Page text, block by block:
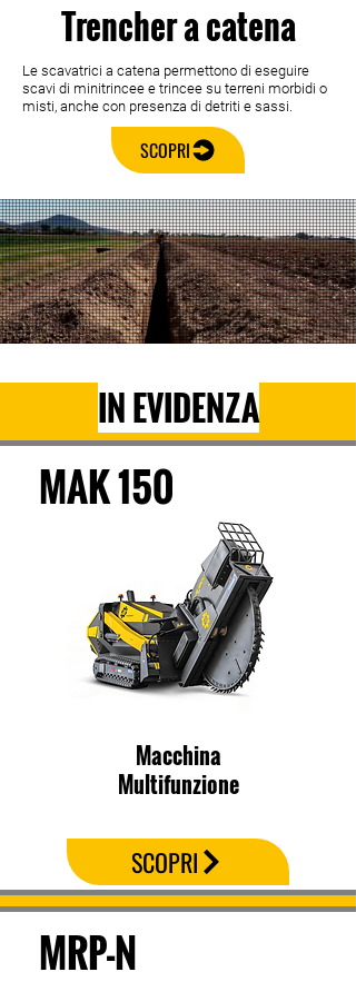
Trencher a catena
Le scavatrici a catena permettono di eseguire
scavi di minitrincee e trincee su terreni morbidi o
misti, anche con presenza di detriti e sassi.
SCOPRI
IN EVIDENZA
MAK 150
Macchina
Multifunzione
SCOPRI
MRP-N